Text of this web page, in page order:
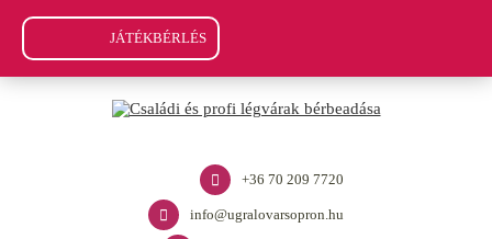
JÁTÉKBÉRLÉS
+36 70 209 7720
info@ugralovarsopron.hu